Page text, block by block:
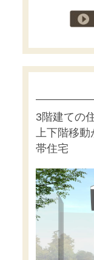
3階建ての
上下階移動
帯住宅